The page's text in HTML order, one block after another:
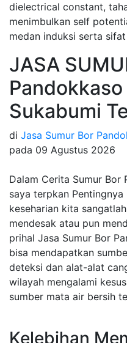
dielectrical constant,
menimbulkan self
medan induksi serta
JASA
Sukabumi
di Jasa Sumur Bor
pada 09 Agustus 2026
Dalam Cerita Sumur Bor
saya terpkan
keseharian kita
mendesak atau pun
prihal Jasa Sumur Bor
bisa mendapatkan
deteksi dan alat-alat
wilayah mengalami
sumber mata air bersih
Kelebihan